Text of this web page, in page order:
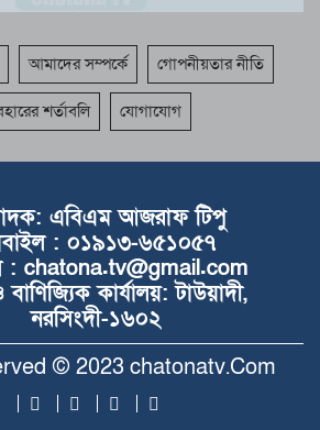
আমাদের সম্পর্কে গোপনীয়তার নীতি
শর্তাবলি যোগাযোগ
এবিএম আজরাফ টিপু
: ০১৯১৩-৬৫১০৫৭
: chatona.tv@gmail.com
বাণিজ্যিক কার্যালয়:টাউয়াদী,
নরসিংদী-১৬০২
© 2023 chatonatv.Com